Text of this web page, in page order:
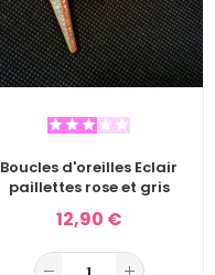
Boucles d'oreilles Eclair
paillettes rose et gris
12,90 €